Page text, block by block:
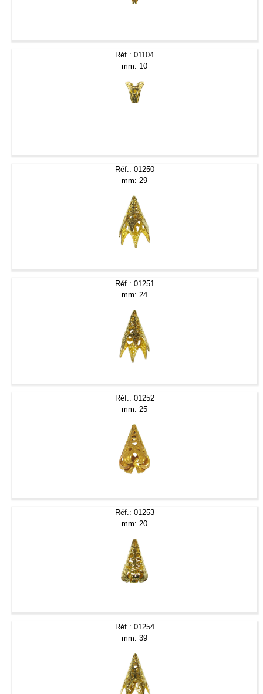
Réf.: 01104
mm: 10
Réf.: 01250
mm: 29
Réf.: 01251
mm: 24
Réf.: 01252
mm: 25
Réf.: 01253
mm: 20
Réf.: 01254
mm: 39